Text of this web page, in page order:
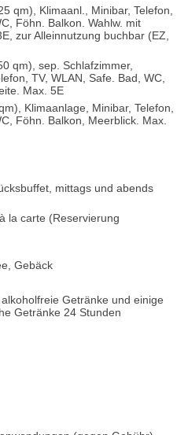
qm), Klimaanl., Minibar, Telefon,
Föhn. Balkon. Wahlw. mit
zur Alleinnutzung buchbar (EZ,
qm), sep. Schlafzimmer,
TV, WLAN, Safe. Bad, WC,
Max. 5E
Klimaanlage, Minibar, Telefon,
Föhn. Balkon, Meerblick. Max.
mittags und abends
la carte (Reservierung
Gebäck
Getränke und einige
Getränke 24 Stunden